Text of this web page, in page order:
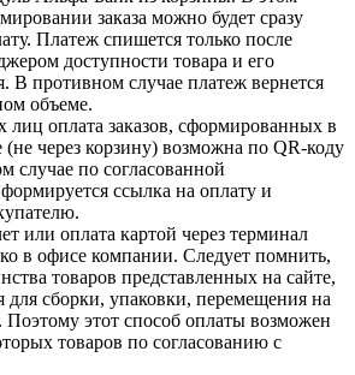
заказа можно будет сразу
Платеж спишется только после
доступности товара и его
В противном случае платеж вернется
объеме.
лиц оплата заказов, сформированных в
через корзину) возможна по QR-коду
случае по согласованной
ссылка на оплату и
или оплата картой через терминал
в офисе компании. Следует помнить,
товаров представленных на сайте,
для сборки, упаковки, перемещения на
Поэтому этот способ оплаты возможен
товаров по согласованию с